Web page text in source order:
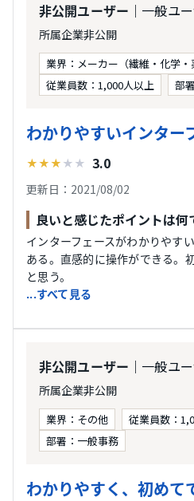
非公開ユーザー ｜一般ユ
所属企業非公開
業界：メーカー（繊維・化学・
従業員数：1,000人以上
部
わかりやすいインター
★★★ ★ ★ 3.0
更新日：2021/08/02
良いと感じたポイントは何
インターフェースがわかりやす
ある。直感的に操作ができる。
と思う。
...すべて見る
非公開ユーザー ｜一般ユ
所属企業非公開
業界：その他
従業員数：
部署：一般事務
わかりやすく、初めて